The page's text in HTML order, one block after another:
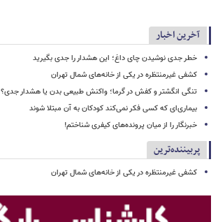
آخرین اخبار
خطر جدی نوشیدن چای داغ؛ این هشدار را جدی بگیرید
کشفی غیرمنتظره در یکی از خانه‌های شمال تهران
تنگی انگشتر و کفش در گرما؛ واکنش طبیعی بدن یا هشدار جدی؟
بیماری‌ای که کسی فکر نمی‌کند کودکان به آن مبتلا شوند
خبرنگار را از میان پرونده‌های کیفری شناختم!
پربیننده‌ترین
کشفی غیرمنتظره در یکی از خانه‌های شمال تهران